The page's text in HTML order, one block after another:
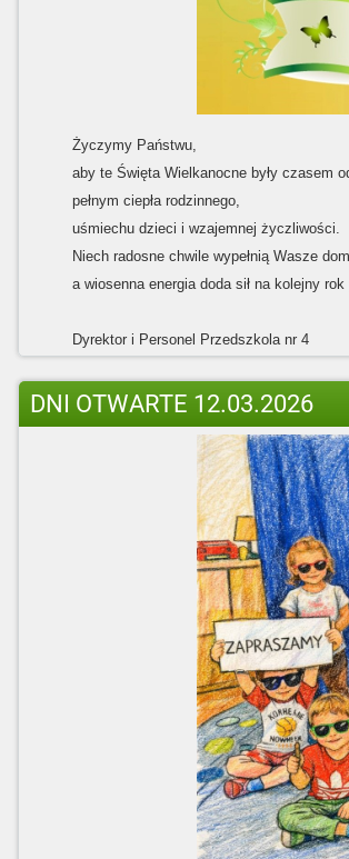
Życzymy Państwu,
aby te Święta Wielkanocne były czasem
pełnym ciepła rodzinnego,
uśmiechu dzieci i wzajemnej życzliwości.
Niech radosne chwile wypełnią Wasze
a wiosenna energia doda sił na kolejny
Dyrektor i Personel Przedszkola nr 4
DNI OTWARTE 12.03.2026